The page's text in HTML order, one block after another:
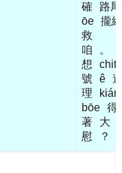
確
路尾
ōe 攏總
救
咱
。
想
chit
號
ê
理
kiám
bōe 得
著
大
慰
？